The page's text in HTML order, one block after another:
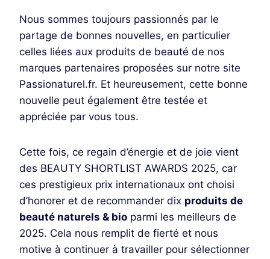
Nous sommes toujours passionnés par le
partage de bonnes nouvelles, en particulier
celles liées aux produits de beauté de nos
marques partenaires proposées sur notre site
Passionaturel.fr. Et heureusement, cette bonne
nouvelle peut également être testée et
appréciée par vous tous.
Cette fois, ce regain d’énergie et de joie vient
des BEAUTY SHORTLIST AWARDS 2025, car
ces prestigieux prix internationaux ont choisi
d’honorer et de recommander dix produits de
beauté naturels & bio parmi les meilleurs de
2025. Cela nous remplit de fierté et nous
motive à continuer à travailler pour sélectionner